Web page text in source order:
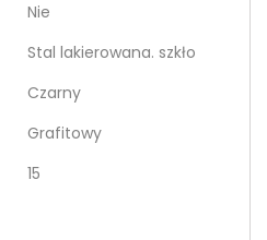
Nie
Stal lakierowana. szkło
Czarny
Grafitowy
15